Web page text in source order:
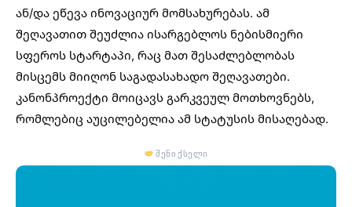
ან/და ეწევა ინოვაციურ მომსახურებას. ამ
შეღავათით შეუძლია ისარგებლოს ნებისმიერი
სფეროს სტარტაპი, რაც მათ შესაძლებლობას
მისცემს მიიღონ საგადასახადო შეღავათები.
კანონპროექტი მოიცავს გარკვეულ მოთხოვნებს,
რომლებიც აუცილებელია ამ სტატუსის მისაღებად.
შენი ქსელი